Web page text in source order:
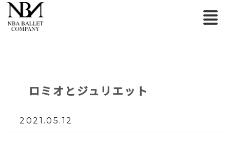
ロミオとジュリエット
2021.05.12